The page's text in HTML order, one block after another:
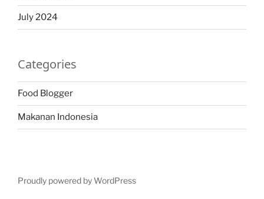
July 2024
Categories
Food Blogger
Makanan Indonesia
Proudly powered by WordPress